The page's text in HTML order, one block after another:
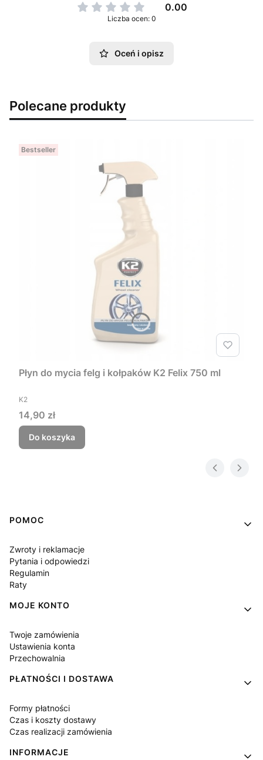
0.00
Liczba ocen: 0
Oceń i opisz
Polecane produkty
Bestseller
Płyn do mycia felg i kołpaków K2 Felix 750 ml
PRODUCENT
K2
Cena
14,90 zł
Do koszyka
Linki w stopce
POMOC
Zwroty i reklamacje
Pytania i odpowiedzi
Regulamin
Raty
MOJE KONTO
Twoje zamówienia
Ustawienia konta
Przechowalnia
PŁATNOŚCI I DOSTAWA
Formy płatności
Czas i koszty dostawy
Czas realizacji zamówienia
INFORMACJE